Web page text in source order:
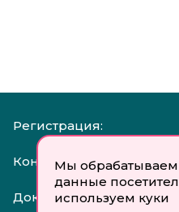
Мы обрабатываем
данные
используем куки
Регистрация:
Контакты:
Документы: